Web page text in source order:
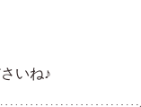
いね♪